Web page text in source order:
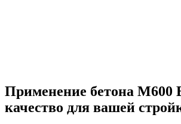
Применение бетона М600
качество для вашей